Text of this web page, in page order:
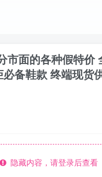
面的各种假特
备鞋款 终端现货
隐藏内容，请登录后查看